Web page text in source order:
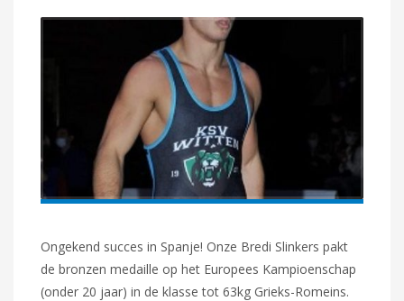
Ongekend succes in Spanje! Onze Bredi Slinkers pakt
de bronzen medaille op het Europees Kampioenschap
(onder 20 jaar) in de klasse tot 63kg Grieks-Romeins.